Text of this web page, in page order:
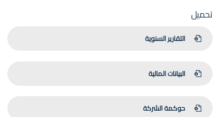
تحميل
التقارير السنوية
البيانات المالية
حوكمة الشركة